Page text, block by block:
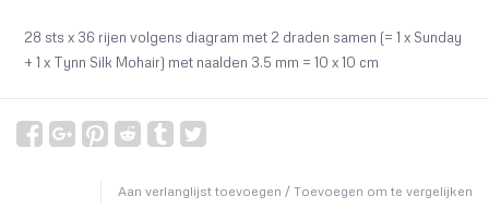
28 sts x 36 rijen volgens diagram met 2 draden samen (= 1 x Sunday
+ 1 x Tynn Silk Mohair) met naalden 3.5 mm = 10 x 10 cm
Aan verlanglijst toevoegen / Toevoegen om te vergelijken